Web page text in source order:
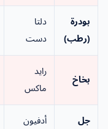
بودرة
(رطب)
دلتا
دست
بخاخ
رايد
ماكس
جل
أدفيون